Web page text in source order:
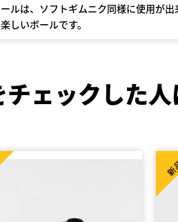
ルは、ソフトギムニク同様に使用が出
しいボールです。
ェックした人